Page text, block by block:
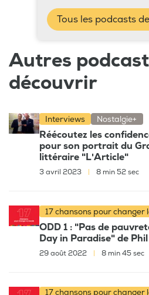
Tous les podcasts
Autres
découvrir
Interviews Nostalgie+
Réécoutez les
pour son portrait du
littéraire "L'Article"
3 avril 2023 8 min 52 sec
17 chansons pour changer
ODD 1 : "Pas de
Day in Paradise" de
29 août 2022 8 min 45 sec
17 chansons pour changer